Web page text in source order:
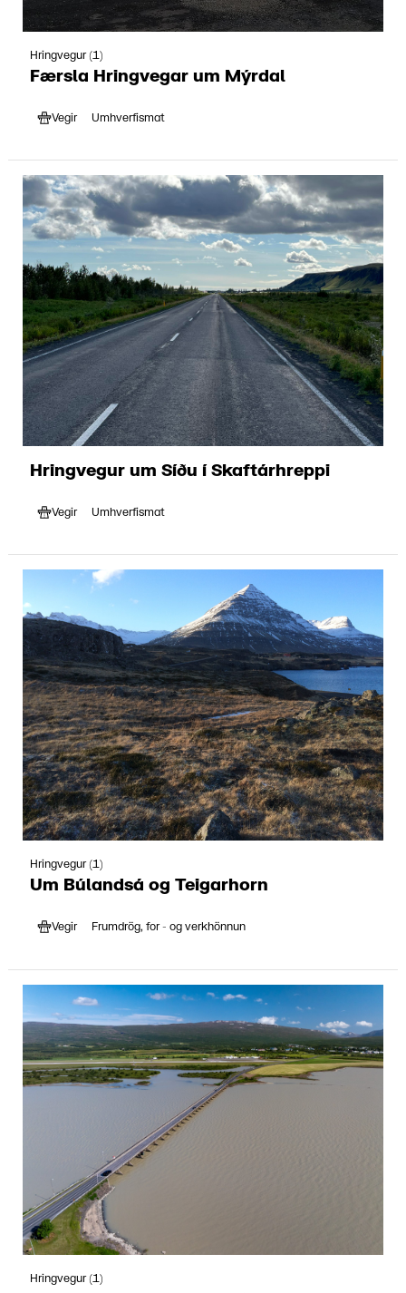
Hringvegur (1)
Færsla Hringvegar um Mýrdal
Vegir Umhverfismat
Hringvegur um Síðu í Skaftárhreppi
Vegir Umhverfismat
Hringvegur (1)
Um Búlandsá og Teigarhorn
Vegir Frumdrög, for - og verkhönnun
Hringvegur (1)